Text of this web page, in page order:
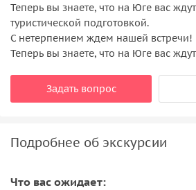
Теперь вы знаете, что на Юге вас
туристической подготовкой.
С нетерпением ждем нашей встречи!
Теперь вы знаете, что на Юге вас
Задать вопрос
Подробнее об экскурсии
Что вас ожидает: